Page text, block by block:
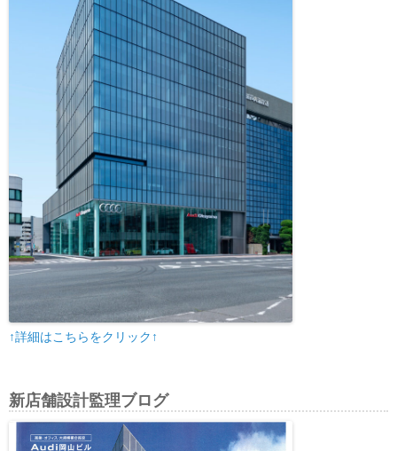
↑詳細はこちらをクリック↑
新店舗設計監理ブログ